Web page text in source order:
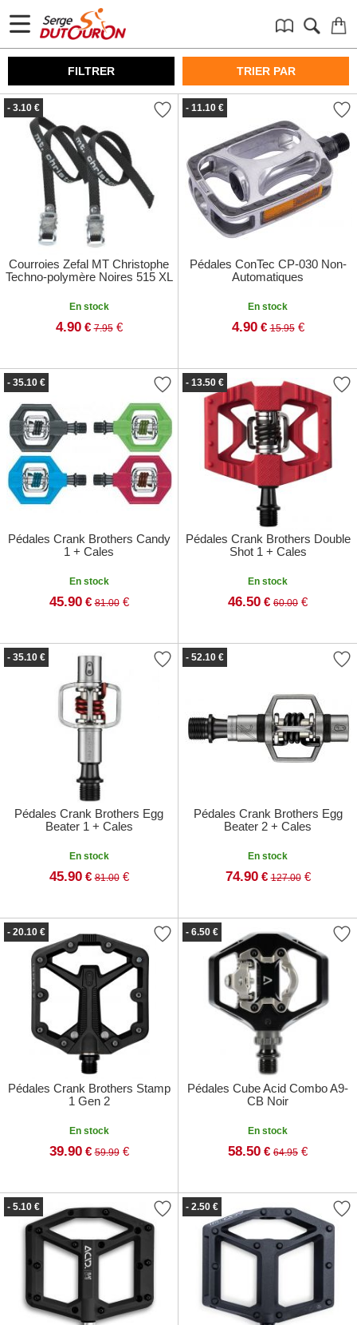
FILTRER TRIER PAR
- 3.10 €
Courroies Zefal MT Christophe
Techno-polymère Noires 515 XL
En stock
4.90 € 7.95€
- 11.10 €
Pédales ConTec CP-030 Non-
Automatiques
En stock
4.90 € 15.95€
- 35.10 €
Pédales Crank Brothers Candy
1 + Cales
En stock
45.90 € 81.00€
- 13.50 €
Pédales Crank Brothers Double
Shot 1 + Cales
En stock
46.50 € 60.00 €
- 35.10 €
Pédales Crank Brothers Egg
Beater 1 + Cales
En stock
45.90 € 81.00€
- 52.10 €
Pédales Crank Brothers Egg
Beater 2 + Cales
En stock
74.90 € 127.00€
- 20.10 €
Pédales Crank Brothers Stamp
1 Gen 2
En stock
39.90 € 59.99€
- 6.50 €
Pédales Cube Acid Combo A9-
CB Noir
En stock
58.50 € 64.95 €
- 5.10 € - 2.50 €